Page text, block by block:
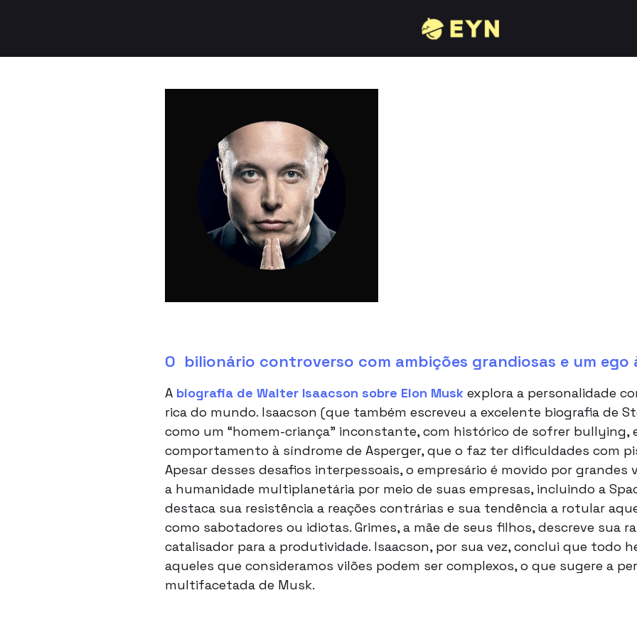
O bilionário controverso com ambições grandiosas e um ego
A biografia de Walter Isaacson sobre Elon Musk explora a personalidade
rica do mundo. Isaacson (que também escreveu a excelente biografia de
como um “homem-criança” inconstante, com histórico de sofrer bullying,
comportamento à síndrome de Asperger, que o faz ter dificuldades com
Apesar desses desafios interpessoais, o empresário é movido por grandes
a humanidade multiplanetária por meio de suas empresas, incluindo a
destaca sua resistência a reações contrárias e sua tendência a rotular
como sabotadores ou idiotas. Grimes, a mãe de seus filhos, descreve sua
catalisador para a produtividade. Isaacson, por sua vez, conclui que todo
aqueles que consideramos vilões podem ser complexos, o que sugere a
multifacetada de Musk.